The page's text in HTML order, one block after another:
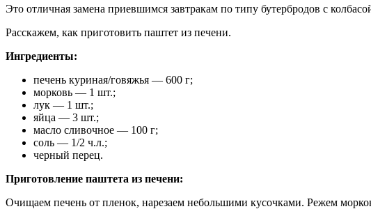
Это отличная замена приевшимся завтракам по типу бутербродов с
Расскажем, как приготовить паштет из печени.
Ингредиенты:
печень куриная/говяжья — 600 г;
морковь — 1 шт.;
лук — 1 шт.;
яйца — 3 шт.;
масло сливочное — 100 г;
соль — 1/2 ч.л.;
черный перец.
Приготовление паштета из печени:
Очищаем печень от пленок, нарезаем небольшими кусочками. Режем